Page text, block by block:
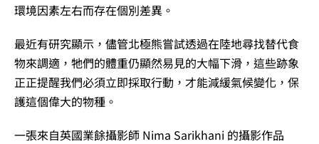
環境因素左右而存在個別差異。
最近有研究顯示，儘管北極熊嘗試透過在陸地尋找替代食
物來調適，牠們的體重仍顯然易見的大幅下滑，這些跡象
正正提醒我們必須立即採取行動，才能減緩氣候變化，保
護這個偉大的物種。
一張來自英國業餘攝影師 Nima Sarikhani 的攝影作品